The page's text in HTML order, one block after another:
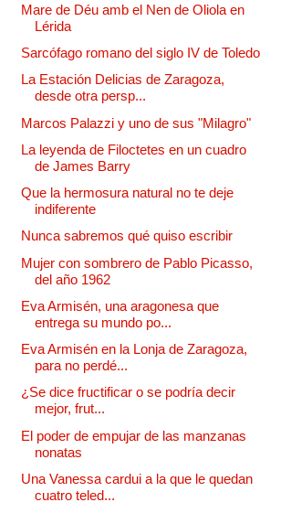
Mare de Déu amb el Nen de Oliola en
Lérida
Sarcófago romano del siglo IV de Toledo
La Estación Delicias de Zaragoza,
desde otra persp...
Marcos Palazzi y uno de sus "Milagro"
La leyenda de Filoctetes en un cuadro
de James Barry
Que la hermosura natural no te deje
indiferente
Nunca sabremos qué quiso escribir
Mujer con sombrero de Pablo Picasso,
del año 1962
Eva Armisén, una aragonesa que
entrega su mundo po...
Eva Armisén en la Lonja de Zaragoza,
para no perdé...
¿Se dice fructificar o se podría decir
mejor, frut...
El poder de empujar de las manzanas
nonatas
Una Vanessa cardui a la que le quedan
cuatro teled...